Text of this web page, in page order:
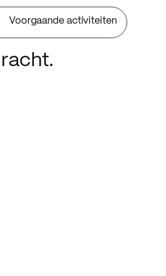
Voorgaande activiteiten